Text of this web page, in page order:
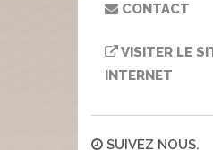
CONTACT
VISITER LE
INTERNET
SUIVEZ NOUS.